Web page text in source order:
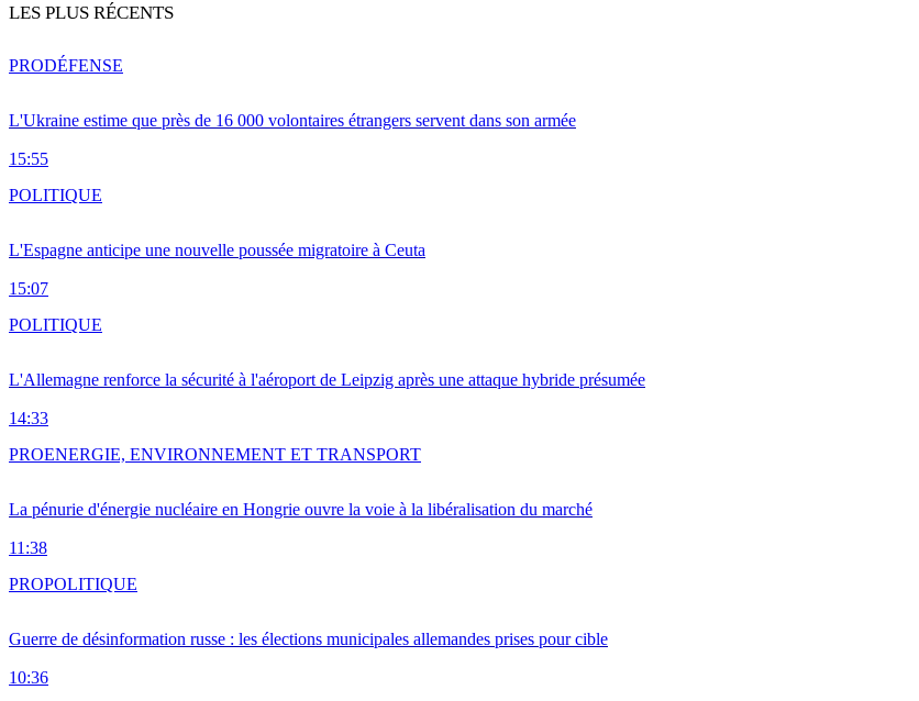
LES PLUS RÉCENTS
L'Ukraine estime que près de 16 000 volontaires étrangers servent dans son armée
15:55
PRODÉFENSE
L'Espagne anticipe une nouvelle poussée migratoire à Ceuta
15:07
POLITIQUE
L'Allemagne renforce la sécurité à l'aéroport de Leipzig après une attaque hybride présumée
14:33
POLITIQUE
La pénurie d'énergie nucléaire en Hongrie ouvre la voie à la libéralisation du marché
11:38
PROENERGIE, ENVIRONNEMENT ET TRANSPORT
Guerre de désinformation russe : les élections municipales allemandes prises pour cible
10:36
PROPOLITIQUE